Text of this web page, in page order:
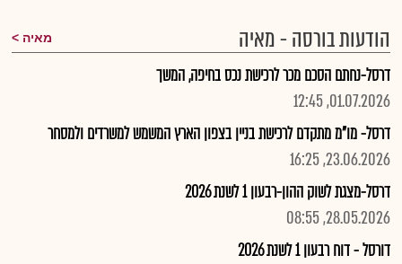
הודעות בורסה - מאיה מאיה
דרסל-נחתם הסכם מכר לרכישת נכס בחיפה, המשך
01.07.2026, 12:45
דרסל- מו"מ מתקדם לרכישת בניין בצפון הארץ המשמש למשרדים ולמסחר
23.06.2026, 16:25
דרסל-מצגת לשוק ההון-רבעון 1 לשנת 2026
28.05.2026, 08:55
דורסל - דוח רבעון 1 לשנת 2026